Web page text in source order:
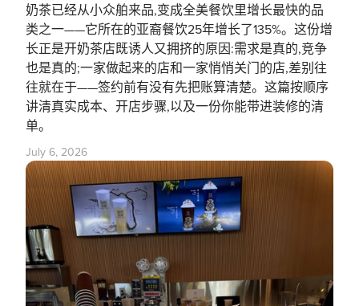
奶茶已经从小众舶来品,变成全美餐饮里增长最快的品
类之一——它所在的亚裔餐饮25年增长了135%。这份增
长正是开奶茶店既诱人又拥挤的原因:需求是真的,竞争
也是真的;一家做起来的店和一家悄悄关门的店,差别往
往就在于——签约前有没有先把账算清楚。这篇按顺序
讲清真实成本、开店步骤,以及一份你能带进装修的清
单。
July 6, 2026